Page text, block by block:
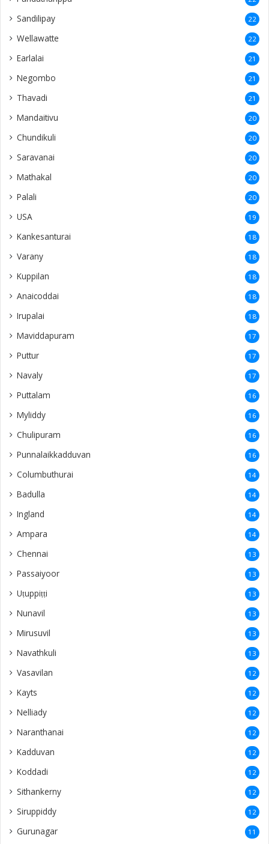
Sandilipay 22
Wellawatte 22
Earlalai 21
Negombo 21
Thavadi 21
Mandaitivu 20
Chundikuli 20
Saravanai 20
Mathakal 20
Palali 20
USA 19
Kankesanturai 18
Varany 18
Kuppilan 18
Anaicoddai 18
Irupalai 18
Maviddapuram 17
Puttur 17
Navaly 17
Puttalam 16
Myliddy 16
Chulipuram 16
Punnalaikkadduvan 16
Columbuthurai 14
Badulla 14
Ingland 14
Ampara 14
Chennai 13
Passaiyoor 13
Uṭuppiṭṭi 13
Nunavil 13
Mirusuvil 13
Navathkuli 13
Vasavilan 12
Kayts 12
Nelliady 12
Naranthanai 12
Kadduvan 12
Koddadi 12
Sithankerny 12
Siruppiddy 12
Gurunagar 11